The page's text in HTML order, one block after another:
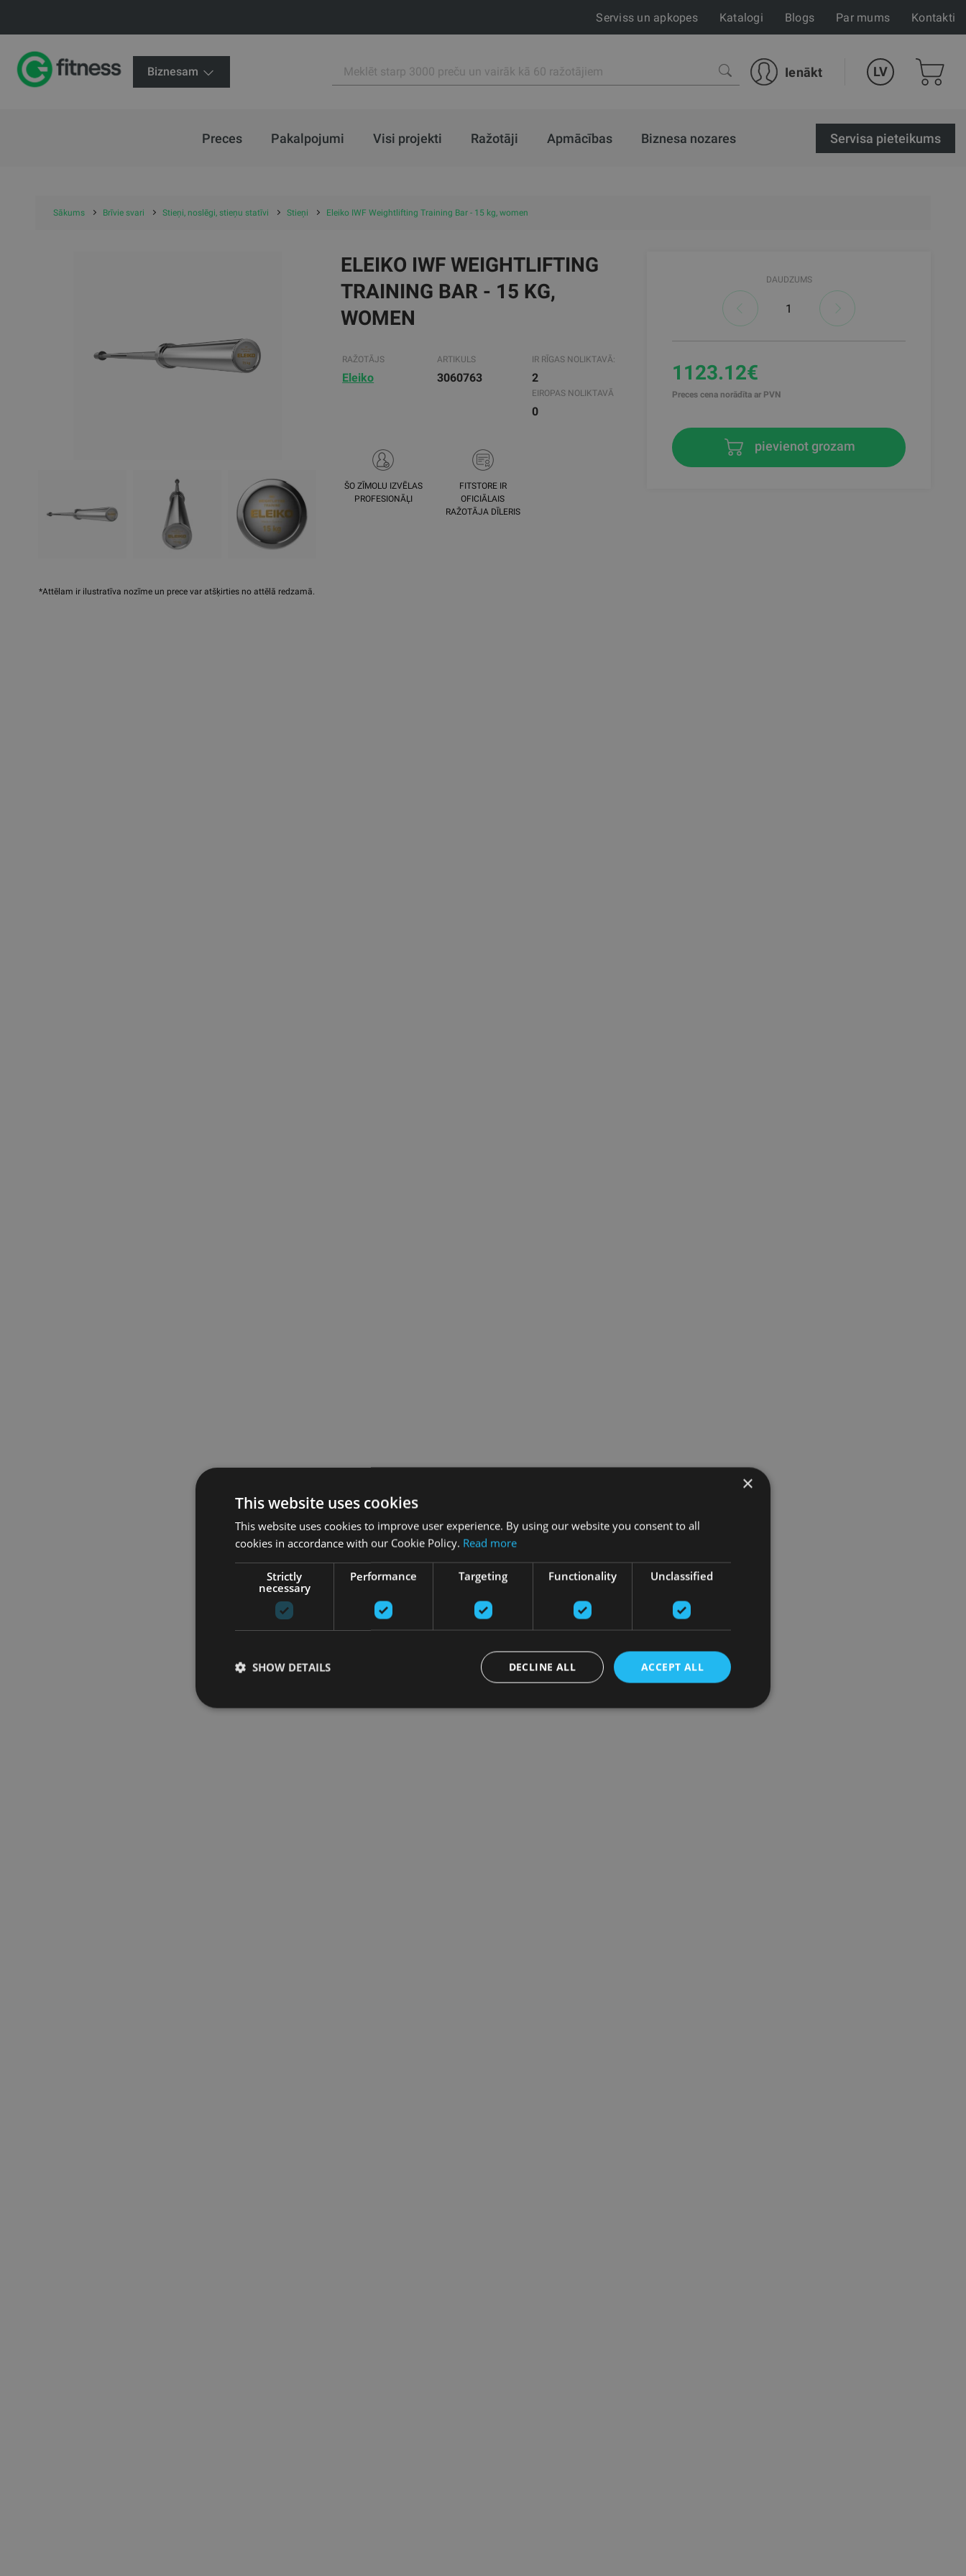
Serviss un apkopes Katalogi Blogs Par mums Kontakti
Biznesam Ienākt LV
Preces Pakalpojumi Visi projekti Ražotāji Apmācības Biznesa nozares Servisa pieteikums
Sākums Brīvie svari Stieņi, noslēgi, stieņu statīvi Stieņi Eleiko IWF Weightlifting Training Bar - 15 kg, women
*Attēlam ir ilustratīva nozīme un prece var atšķirties no attēlā redzamā.
ELEIKO IWF WEIGHTLIFTING
TRAINING BAR - 15 KG,
WOMEN
RAŽOTĀJS
Eleiko
ARTIKULS
3060763
IR RĪGAS NOLIKTAVĀ:
2
EIROPAS NOLIKTAVĀ
0
ŠO ZĪMOLU IZVĒLAS
PROFESIONĀĻI
FITSTORE IR
OFICIĀLAIS
RAŽOTĀJA DĪLERIS
DAUDZUMS
1123.12€
Preces cena norādīta ar PVN
pievienot grozam
×
This website uses cookies
This website uses cookies to improve user experience. By using our website you consent to all
cookies in accordance with our Cookie Policy. Read more
Strictly
necessary
Performance Targeting Functionality Unclassified
ACCEPT ALL
DECLINE ALL
SHOW DETAILS